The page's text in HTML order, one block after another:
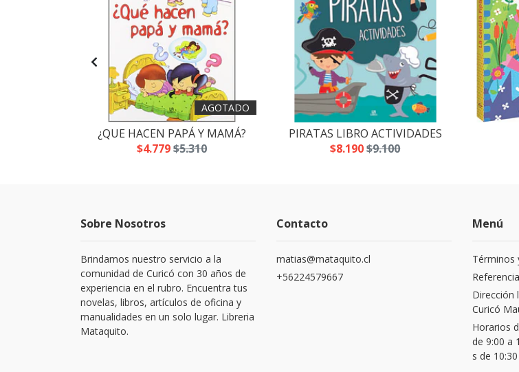
AGOTADO
¿QUE HACEN PAPÁ Y MAMÁ?
$4.779$5.310
PIRATAS LIBRO ACTIVIDADES
$8.190$9.100
Sobre Nosotros
Brindamos nuestro servicio a la
comunidad de Curicó con 30 años de
experiencia en el rubro. Encuentra tus
novelas, libros, artículos de oficina y
manualidades en un solo lugar. Libreria
Mataquito.
Contacto
matias@mataquito.cl
+56224579667
Menú
Términos
Dirección
Curicó
Horarios
de 9:00 a
s de